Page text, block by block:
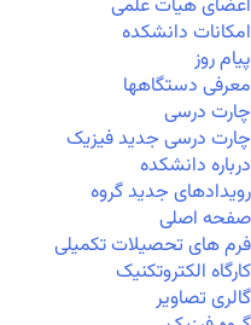
اعضای هیات علمی
امکانات دانشکده
پیام روز
معرفی دستگاهها
چارت درسی
چارت درسی جدید فیزیک
درباره دانشکده
رویدادهای جدید گروه
صفحه اصلی
فرم های تحصیلات تکمیلی
کارگاه الکتروتکنیک
گالری تصاویر